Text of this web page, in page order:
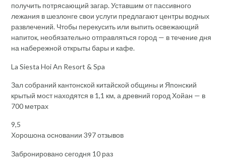
получить потрясающий загар. Уставшим от пассивного
лежания в шезлонге свои услуги предлагают центры водных
развлечений. Чтобы перекусить или выпить освежающий
напиток, необязательно отправляться город — в течение дня
на набережной открыты бары и кафе.
La Siesta Hoi An Resort & Spa
Зал собраний кантонской китайской общины и Японский
крытый мост находятся в 1,1 км, а древний город Хойан — в
700 метрах
9,5
Хорошона основании 397 отзывов
Забронировано сегодня 10 раз